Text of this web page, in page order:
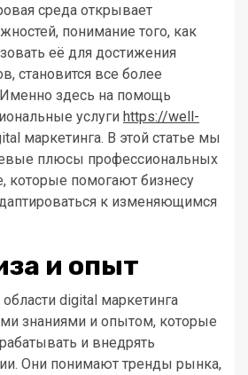
среда открывает
понимание того, как
её для достижения
становится все более
здесь на помощь
услуги https://well-
маркетинга. В этой статье мы
плюсы профессиональных
которые помогают бизнесу
к изменяющимся
и опыт
digital маркетинга
знаниями и опытом, которые
и внедрять
Они понимают тренды рынка,